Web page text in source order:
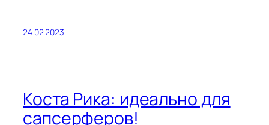
24.02.2023
Коста Рика: идеально для
сапсерферов!